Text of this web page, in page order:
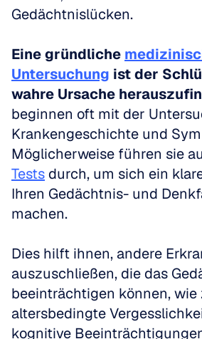
Gedächtnislücken.
Eine gründliche
Untersuchung ist der
wahre Ursache
beginnen oft mit der
Krankengeschichte und
Möglicherweise führen sie
Tests durch, um sich ein
Ihren Gedächtnis- und
machen.
Dies hilft ihnen, andere
auszuschließen, die das
beeinträchtigen können, wie
altersbedingte
kognitive